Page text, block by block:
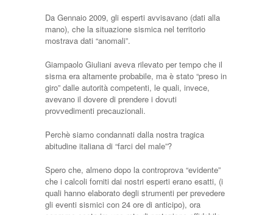
Da Gennaio 2009, gli esperti avvisavano (dati alla
mano), che la situazione sismica nel territorio
mostrava dati “anomali”.
Giampaolo Giuliani aveva rilevato per tempo che il
sisma era altamente probabile, ma è stato “preso in
giro” dalle autorità competenti, le quali, invece,
avevano il dovere di prendere i dovuti
provvedimenti precauzionali.
Perchè siamo condannati dalla nostra tragica
abitudine italiana di “farci del male”?
Spero che, almeno dopo la controprova “evidente”
che i calcoli forniti dai nostri esperti erano esatti, (i
quali hanno elaborato degli strumenti per prevedere
gli eventi sismici con 24 ore di anticipo), ora